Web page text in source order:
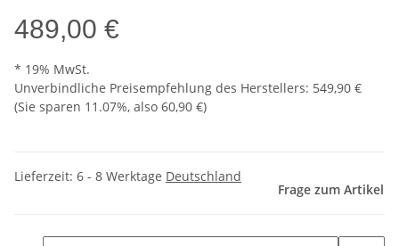
489,00 €
* 19% MwSt.
Unverbindliche Preisempfehlung des Herstellers: 549,90 €
(Sie sparen 11.07%, also 60,90 €)
Lieferzeit: 6 - 8 Werktage Deutschland
Frage zum Artikel